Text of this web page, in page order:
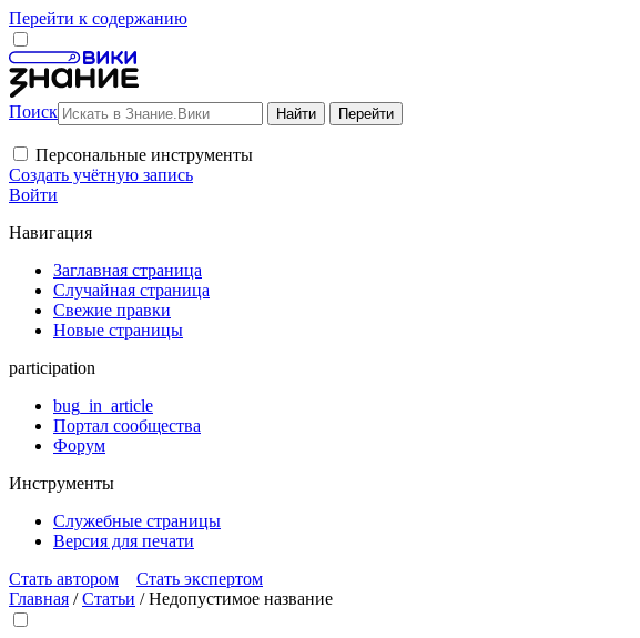
Перейти к содержанию
Поиск
Персональные инструменты
Создать учётную запись
Войти
Навигация
Заглавная страница
Случайная страница
Свежие правки
Новые страницы
participation
bug_in_article
Портал сообщества
Форум
Инструменты
Служебные страницы
Версия для печати
Стать автором
Стать экспертом
Главная /Статьи /Недопустимое название